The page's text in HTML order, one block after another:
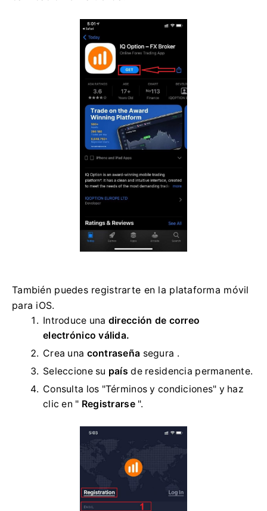
También puedes registrarte en la plataforma móvil
para iOS.
Introduce una dirección de correo
electrónico válida.
Crea una contraseña segura .
Seleccione su país de residencia permanente.
Consulta los "Términos y condiciones" y haz
clic en " Registrarse".